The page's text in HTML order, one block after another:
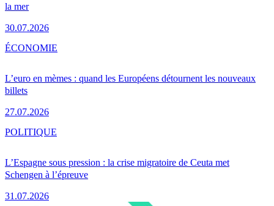
la mer
30.07.2026
L’euro en mèmes : quand les Européens détournent les nouveaux
billets
27.07.2026
ÉCONOMIE
L’Espagne sous pression : la crise migratoire de Ceuta met
Schengen à l’épreuve
31.07.2026
POLITIQUE